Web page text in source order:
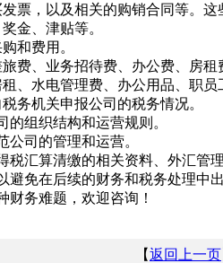
票，以及相关的购销合同等。这
金、津贴等。
和费用。
费、业务招待费、办公费、房租
、水电管理费、办公用品、职
务机关申报公司的税务情况。
的组织结构和运营规则。
司的管理和运营。
汇算清缴的相关资料、外汇管
免在后续的财务和税务处理中
务难题，欢迎咨询！
【返回上一页